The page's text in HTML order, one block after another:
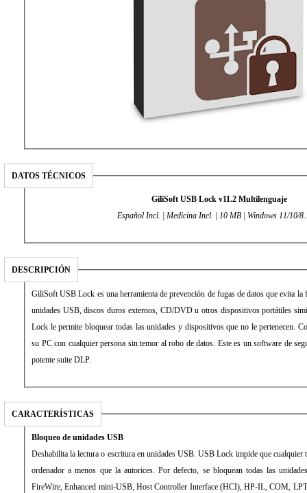
DATOS TÉCNICOS
GiliSoft USB Lock v11.2 Multilenguaje
Español Incl. | Medicina Incl. | 10 MB | Windows 11/10/
DESCRIPCIÓN
GiliSoft USB Lock es una herramienta de prevención de fugas de datos que evita la
unidades USB, discos duros externos, CD/DVD u otros dispositivos portátiles
Lock le permite bloquear todas las unidades y dispositivos que no le pertenecen.
su PC con cualquier persona sin temor al robo de datos. Este es un software de
potente suite DLP.
CARACTERÍSTICAS
Bloqueo de unidades USB
Deshabilita la lectura o escritura en unidades USB. USB Lock impide que cualquier
ordenador a menos que la autorices. Por defecto, se bloquean todas las
FireWire, Enhanced mini-USB, Host Controller Interface (HCI), HP-IL, COM,